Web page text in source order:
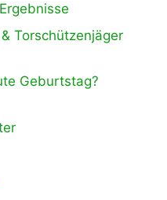
Torschützenjäger
Geburtstag?